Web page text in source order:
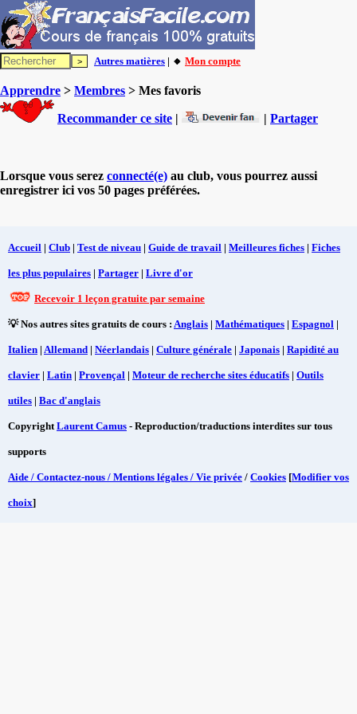
Autres matières | 🔸 Mon compte
Apprendre > Membres > Mes favoris
Recommander ce site | | Partager
Lorsque vous serez connecté(e) au club, vous pourrez aussi
enregistrer ici vos 50 pages préférées.
Accueil | Club | Test de niveau | Guide de travail | Meilleures fiches | Fiches
les plus populaires | Partager | Livre d'or
Recevoir 1 leçon gratuite par semaine
💡 Nos autres sites gratuits de cours : Anglais | Mathématiques | Espagnol |
Italien | Allemand | Néerlandais | Culture générale | Japonais | Rapidité au
clavier | Latin | Provençal | Moteur de recherche sites éducatifs | Outils
utiles | Bac d'anglais
CopyrightLaurent Camus - Reproduction/traductions interdites sur tous
supports
Aide / Contactez-nous / Mentions légales / Vie privée / Cookies [Modifier vos
choix]